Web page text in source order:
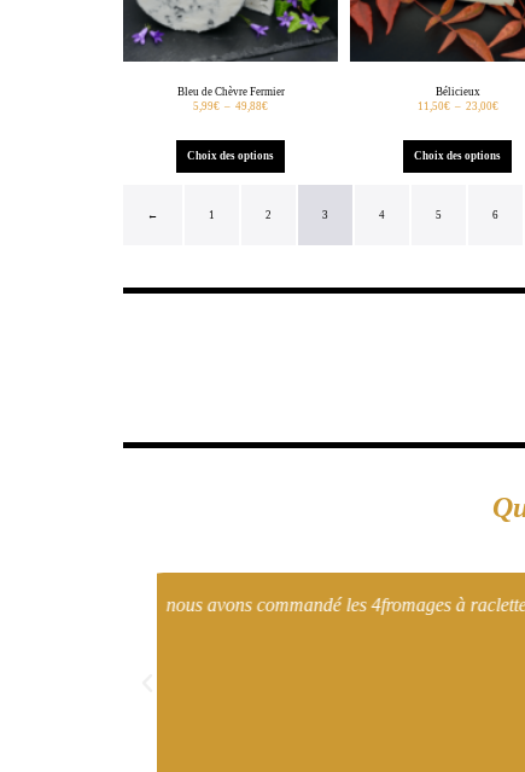
Bleu de Chèvre Fermier
5,99€ – 49,88€
Choix des options
Bélicieux
11,50€ – 23,00€
Choix des options
← 1 2 3 4 5 6
" De superbe fromages, toujours extra et